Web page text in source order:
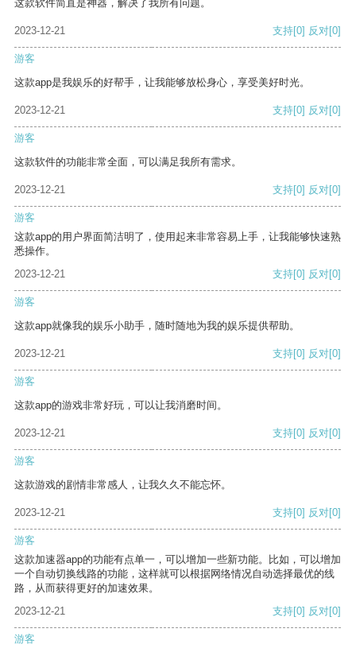
这款软件简直是神器，解决了我所有问题。
2023-12-21 支持[0] 反对[0]
游客
这款app是我娱乐的好帮手，让我能够放松身心，享受美好时光。
2023-12-21 支持[0] 反对[0]
游客
这款软件的功能非常全面，可以满足我所有需求。
2023-12-21 支持[0] 反对[0]
游客
这款app的用户界面简洁明了，使用起来非常容易上手，让我能够快速熟
悉操作。
2023-12-21
支持[0] 反对[0]
游客
这款app就像我的娱乐小助手，随时随地为我的娱乐提供帮助。
2023-12-21 支持[0] 反对[0]
游客
这款app的游戏非常好玩，可以让我消磨时间。
2023-12-21 支持[0] 反对[0]
游客
这款游戏的剧情非常感人，让我久久不能忘怀。
2023-12-21 支持[0] 反对[0]
游客
这款加速器app的功能有点单一，可以增加一些新功能。比如，可以增加
一个自动切换线路的功能，这样就可以根据网络情况自动选择最优的线
路，从而获得更好的加速效果。
2023-12-21
支持[0] 反对[0]
游客